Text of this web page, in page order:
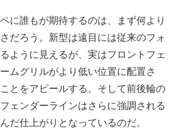
に誰もが期待するのは、まず何より
だろう。 新型は遠目には従来のフォ
ように見えるが、実はフロントフェ
ムグリルがより低い位置に配置さ
とをアピールする。そして前後輪の
ェンダーラインはさらに強調される
だ仕上がりとなっているのだ。